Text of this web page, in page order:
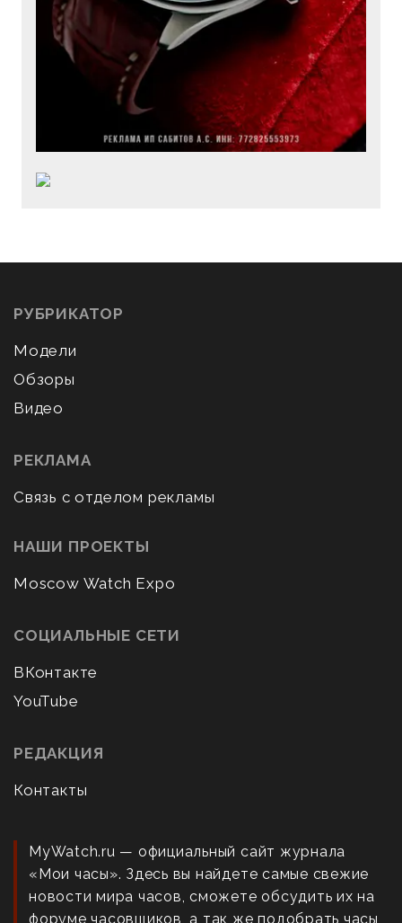
РУБРИКАТОР
Модели
Обзоры
Видео
РЕКЛАМА
Связь с отделом рекламы
НАШИ ПРОЕКТЫ
Moscow Watch Expo
СОЦИАЛЬНЫЕ СЕТИ
ВКонтакте
YouTube
РЕДАКЦИЯ
Контакты
MyWatch.ru — официальный сайт журнала
«Мои часы». Здесь вы найдете самые свежие
новости мира часов, сможете обсудить их на
форуме часовщиков, а так же подобрать часы